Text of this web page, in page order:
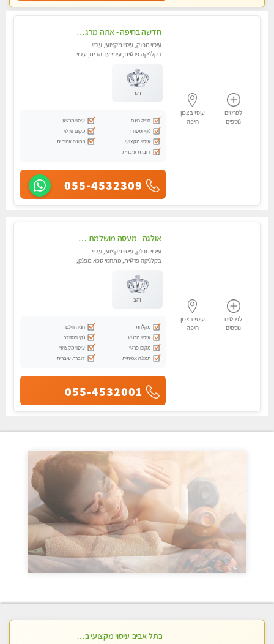
לפרטים
נוספים
עיסוי בצפון
חיפה
חדשה בחיפה - אתה מרגיש עייף??? זה הזמן להתפנק בעיסוי מקצועי ברמה גבוהה- Highly recommended
עיסוי מפנק, עיסוי מקצועי, עיסוי
בקלניקה פרטית, עיסוי עד הבית, עיסוי
זהב
חניה חינם
עיסוי מרגיע
נקי ומסודר
מקום פרטי
עיסוי מקצועי
תמונה אמיתית
דוברת עיברית
055-4532309
לפרטים
נוספים
עיסוי בצפון
חיפה
אולגה - מעסה מושלמת חדשה בעיר ! בחיפה טל - 052-5738058
עיסוי מפנק, עיסוי מקצועי, עיסוי
בקלניקה פרטית, מתחמי ספא מפנק,
עיסוי טנטרה
זהב
מקלחת
חניה חינם
עיסוי מרגיע
נקי ומסודר
מקום פרטי
עיסוי מקצועי
תמונה אמיתית
דוברת עיברית
055-4532001
בתל-אביב-עיסוי מקצועי ברמה אחת מעל הכולל אבנים חמות רקמות עמוק בשילוב של כל סוגי העיסוי.